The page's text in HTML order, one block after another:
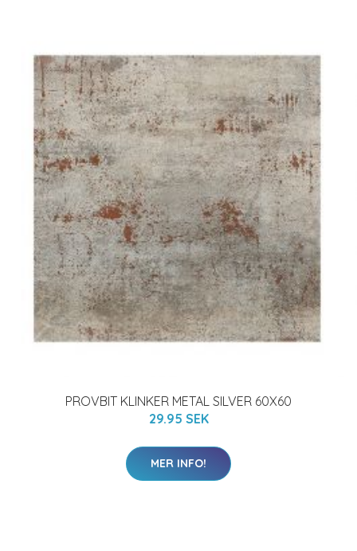
PROVBIT KLINKER METAL SILVER 60X60
29.95 SEK
MER INFO!